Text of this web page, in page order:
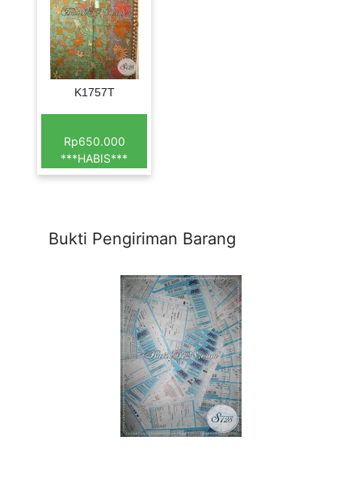
K1757T
Rp650.000
***HABIS***
Bukti Pengiriman Barang